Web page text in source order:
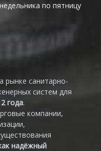
по пятницу
рынке санитарно-
систем для
года.
компании,
надёжный